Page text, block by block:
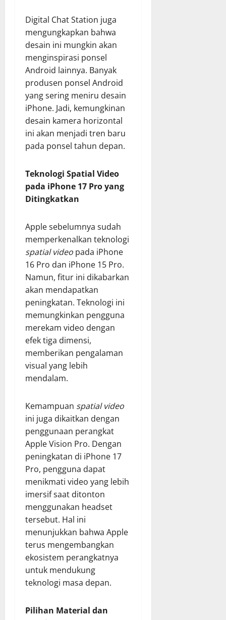
Digital Chat Station juga
mengungkapkan bahwa
desain ini mungkin akan
menginspirasi ponsel
Android lainnya. Banyak
produsen ponsel Android
yang sering meniru desain
iPhone. Jadi, kemungkinan
desain kamera horizontal
ini akan menjadi tren baru
pada ponsel tahun depan.
Teknologi Spatial Video
pada iPhone 17 Pro yang
Ditingkatkan
Apple sebelumnya sudah
memperkenalkan teknologi
spatial video pada iPhone
16 Pro dan iPhone 15 Pro.
Namun, fitur ini dikabarkan
akan mendapatkan
peningkatan. Teknologi ini
memungkinkan pengguna
merekam video dengan
efek tiga dimensi,
memberikan pengalaman
visual yang lebih
mendalam.
Kemampuan spatial video
ini juga dikaitkan dengan
penggunaan perangkat
Apple Vision Pro. Dengan
peningkatan di iPhone 17
Pro, pengguna dapat
menikmati video yang lebih
imersif saat ditonton
menggunakan headset
tersebut. Hal ini
menunjukkan bahwa Apple
terus mengembangkan
ekosistem perangkatnya
untuk mendukung
teknologi masa depan.
Pilihan Material dan